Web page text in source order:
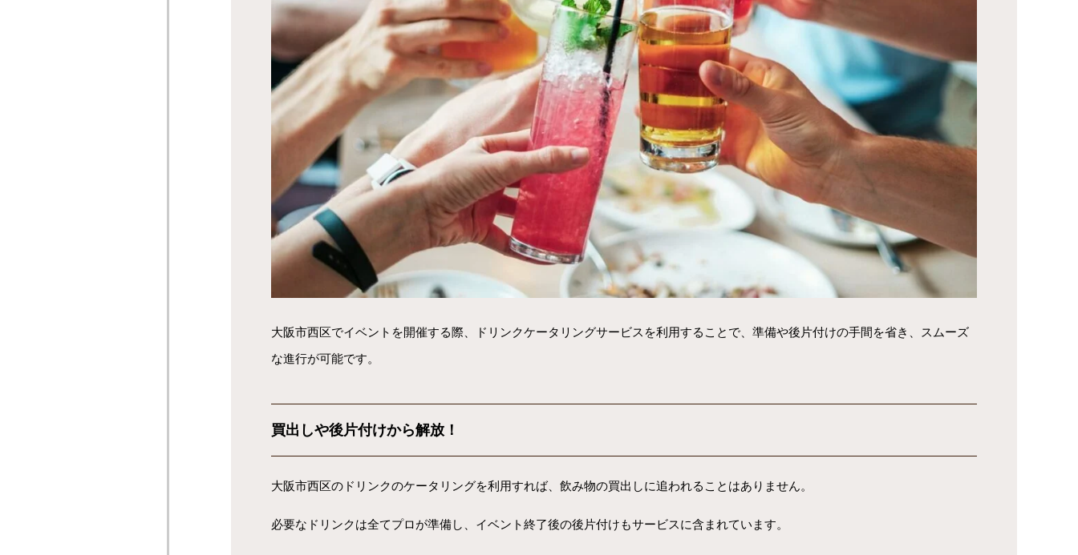
大阪市西区でイベントを開催する際、ドリンクケータリングサービスを利用することで、準備や後片付けの手間を省き、スムーズ
な進行が可能です。
買出しや後片付けから解放！
大阪市西区のドリンクのケータリングを利用すれば、飲み物の買出しに追われることはありません。
必要なドリンクは全てプロが準備し、イベント終了後の後片付けもサービスに含まれています。